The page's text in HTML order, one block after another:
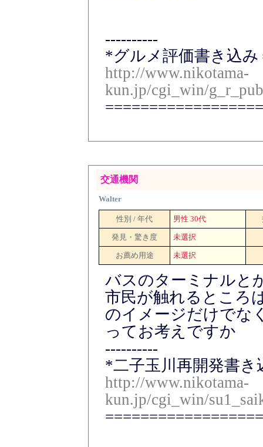
----------
*グルメ評価書き込
http://www.nikotama-
kun.jp/cgi_win/
交通機関
Walter
性別 / 年代 男性 30代
発見・驚き度 未選択
お薦め用途 未選択
バスのターミナルと
市民が触れるところ
のイメージだけでな
ってお考えですか
----------
*二子玉川再開発書き
http://www.nikotama-
kun.jp/cgi_win/